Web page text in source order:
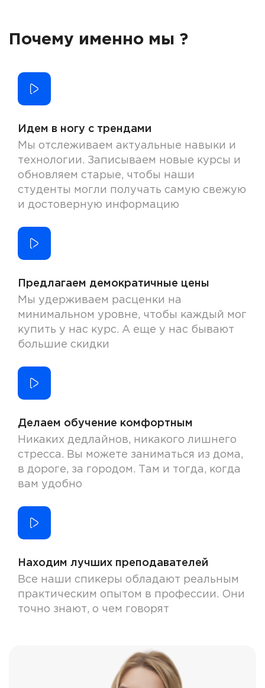
Почему именно мы ?
Идем в ногу с трендами
Мы отслеживаем актуальные навыки и
технологии. Записываем новые курсы и
обновляем старые, чтобы наши
студенты могли получать самую свежую
и достоверную информацию
Предлагаем демократичные цены
Мы удерживаем расценки на
минимальном уровне, чтобы каждый мог
купить у нас курс. А еще у нас бывают
большие скидки
Делаем обучение комфортным
Никаких дедлайнов, никакого лишнего
стресса. Вы можете заниматься из дома,
в дороге, за городом. Там и тогда, когда
вам удобно
Находим лучших преподавателей
Все наши спикеры обладают реальным
практическим опытом в профессии. Они
точно знают, о чем говорят